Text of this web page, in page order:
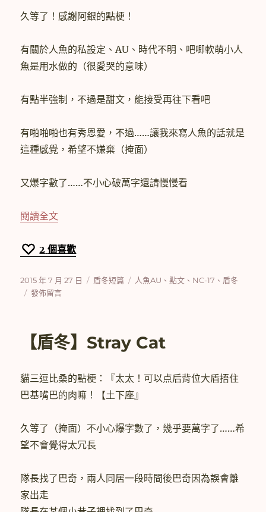
久等了！感謝阿銀的點梗！
有關於人魚的私設定、AU、時代不明、吧唧軟萌小人
魚是用水做的（很愛哭的意味）
有點半強制，不過是甜文，能接受再往下看吧
有啪啪啪也有秀恩愛，不過……讓我來寫人魚的話就是
這種感覺，希望不嫌棄（掩面）
又爆字數了……不小心破萬字還請慢慢看
閱讀全文〈【盾冬】Aqua Marine〉
2 個喜歡
發
佈
2015 年 7 月 27 日
分
盾冬短篇
標
人魚AU 、點文 、 NC-17 、 盾冬
在
Marine〉
發佈留言
【盾冬】Stray Cat
貓三逗比桑的點梗：『太太！可以点后背位大盾捂住
巴基嘴巴的肉嘛！【土下座』
久等了（掩面）不小心爆字數了，幾乎要萬字了……希
望不會覺得太冗長
隊長找了巴奇，兩人同居一段時間後巴奇因為誤會離
家出走